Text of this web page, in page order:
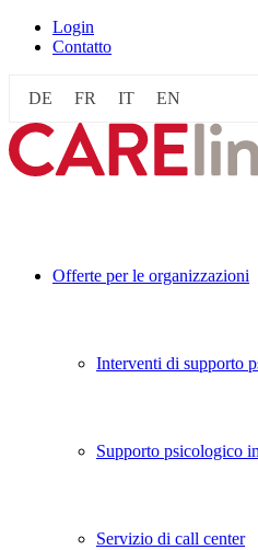
Login
Contatto
DE FR IT EN
Offerte per le organizzazioni
Interventi di supporto
Supporto psicologico
Servizio di call center